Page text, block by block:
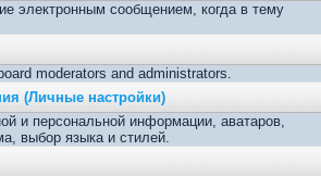
электронным сообщением, когда в тему
moderators and administrators.
(Личные настройки)
и персональной информации, аватаров,
выбор языка и стилей.